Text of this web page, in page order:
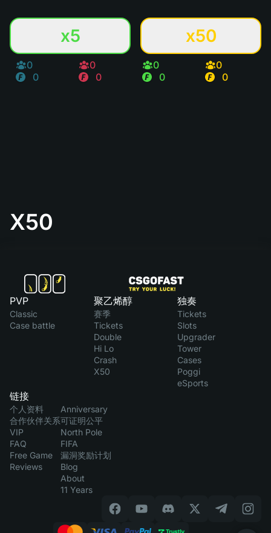
x5 x50
0
0
0
0
0
0
0
0
X50
PVP
Classic
Case battle
聚乙烯醇
赛季
Tickets
Double
Hi Lo
Crash
X50
独奏
Tickets
Slots
Upgrader
Tower
Cases
Poggi
eSports
链接
个人资料
合作伙伴关系
VIP
FAQ
Free Game
Reviews
Anniversary
可证明公平
North Pole
FIFA
漏洞奖励计划
Blog
About
11 Years